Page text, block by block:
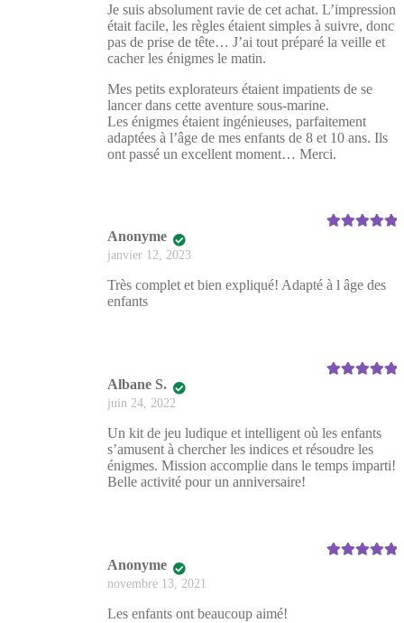
Je suis absolument ravie de cet achat. L’impression
était facile, les règles étaient simples à suivre, donc
pas de prise de tête… J’ai tout préparé la veille et
cacher les énigmes le matin.
Mes petits explorateurs étaient impatients de se
lancer dans cette aventure sous-marine.
Les énigmes étaient ingénieuses, parfaitement
adaptées à l’âge de mes enfants de 8 et 10 ans. Ils
ont passé un excellent moment… Merci.
Anonyme
janvier 12, 2023
Très complet et bien expliqué! Adapté à l âge des
enfants
Albane S.
juin 24, 2022
Un kit de jeu ludique et intelligent où les enfants
s’amusent à chercher les indices et résoudre les
énigmes. Mission accomplie dans le temps imparti!
Belle activité pour un anniversaire!
Anonyme
novembre 13, 2021
Les enfants ont beaucoup aimé!